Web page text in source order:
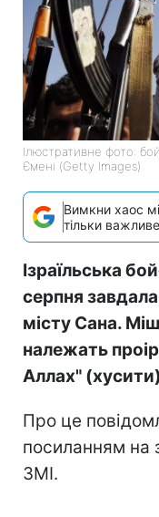
Ілюстративне фото:
Ємені (Getty Images)
Вимкни хаос
тільки
Ізраїльська
серпня
місту Сана.
належать
Аллах"
Про це
посиланням на
ЗМІ.